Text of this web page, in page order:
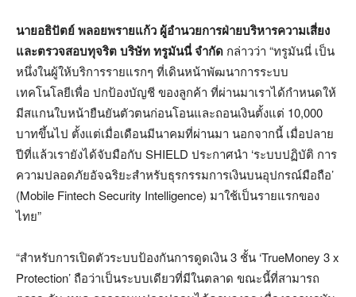
นายอธิปัตย์ พลอยพรายแก้ว ผู้อำนวยการฝ่ายบริหารความเสี่ยง
และตรวจสอบทุจริต บริษัท ทรูมันนี่ จำกัด กล่าวว่า “ทรูมันนี่ เป็น
หนึ่งในผู้ให้บริการรายแรกๆ ที่เดินหน้าพัฒนาการระบบ
เทคโนโลยีเพื่อ ปกป้องบัญชี ของลูกค้า ที่ผ่านมาเราได้กำหนดให้
มีสแกนใบหน้ายืนยันตัวตนก่อนโอนและถอนเงินตั้งแต่ 10,000
บาทขึ้นไป ตั้งแต่เมื่อเดือนมีนาคมที่ผ่านมา นอกจากนี้ เมื่อปลาย
ปีที่แล้วเรายังได้จับมือกับ SHIELD ประกาศนำ ‘ระบบปฏิบัติ การ
ความปลอดภัยอัจฉริยะสำหรับธุรกรรมการเงินบนอุปกรณ์มือถือ’
(Mobile Fintech Security Intelligence) มาใช้เป็นรายแรกของ
ไทย”
“สำหรับการเปิดตัวระบบป้องกันการดูดเงิน 3 ชั้น ‘TrueMoney 3 x
Protection’ ถือว่าเป็นระบบเดียวที่มีในตลาด ขณะนี้ที่สามารถ